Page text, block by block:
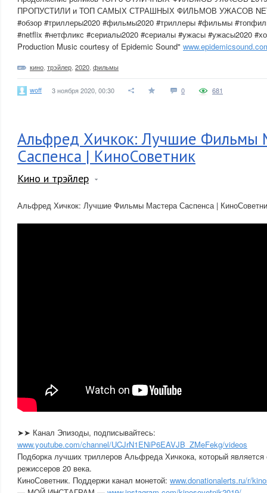
ПРОПУСТИЛИ и ТОП САМЫХ СТРАШНЫХ ФИЛЬМОВ УЖАСОВ
#обзор #триллеры2020 #фильмы2020 #триллеры #фильмы
#netflix #нетфликс #сериалы2020 #сериалы #ужасы #ужасы2020
Production Music courtesy of Epidemic Sound"
кино трэйлер 2020 фильмы
woff 3 ноября 2020, 00:30 0 681
Альфред Хичкок: Лучшие Фильмы
Саспенса | КиноСоветник
Кино и трэйлер
Альфред Хичкок: Лучшие Фильмы Мастера Саспенса |
➤➤ Канал Эпизоды, подписывайтесь:
www.youtube.com/channel/UCJrN1ENiP6EAVJB_ZMeFekg/videos
Подборка лучших триллеров Альфреда Хичкока, который
режиссеров 20 века.
КиноСоветник. Поддержи канал монетой: www.donationalerts.ru/r/